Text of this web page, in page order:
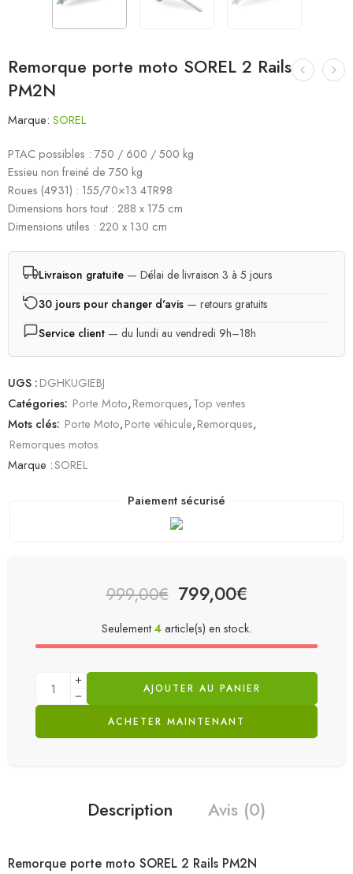
Remorque porte moto SOREL 2 Rails
PM2N
Marque: SOREL
PTAC possibles : 750 / 600 / 500 kg
Essieu non freiné de 750 kg
Roues (4931) : 155/70×13 4TR98
Dimensions hors tout : 288 x 175 cm
Dimensions utiles : 220 x 130 cm
Livraison gratuite — Délai de livraison 3 à 5 jours
30 jours pour changer d'avis — retours gratuits
Service client — du lundi au vendredi 9h–18h
UGS :DGHKUGIEBJ
Catégories: Porte Moto,Remorques,Top ventes
Mots clés: Porte Moto,Porte véhicule,Remorques,
Remorques motos
Marque :SOREL
Paiement sécurisé
999,00€ 799,00€
Seulement4article(s) en stock.
AJOUTER AU PANIER
ACHETER MAINTENANT
Description Avis (0)
Remorque porte moto SOREL 2 Rails PM2N